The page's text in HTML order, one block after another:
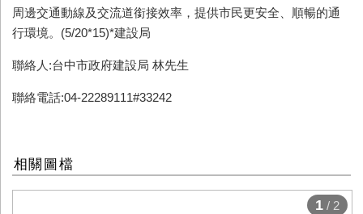
周邊交通動線及交流道銜接效率，提供市民更安全、順暢的通
行環境。(5/20*15)*建設局
聯絡人:台中市政府建設局 林先生
聯絡電話:04-22289111#33242
相關圖檔
1 / 2